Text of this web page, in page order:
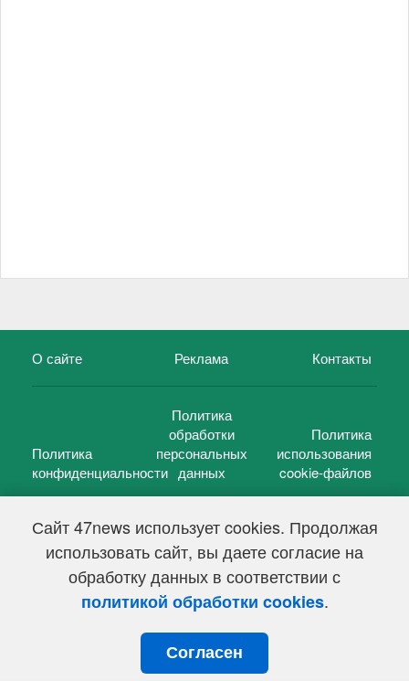
Сайт 47news использует cookies. Продолжая
использовать сайт, вы даете согласие на
обработку данных в соответствии с
политикой обработки cookies.
Согласен
О сайте Реклама Контакты
Политика
конфиденциальности
Политика
обработки
персональных
данных
Политика
использования
cookie-файлов
47 новостей (47 news)2005 — 2026 г.
Свидетельство о регистрации СМИ Эл № ФС 77-39848, выдано
Федеральной службой по надзору в сфере связи,
информационных технологий и массовых коммуникаций